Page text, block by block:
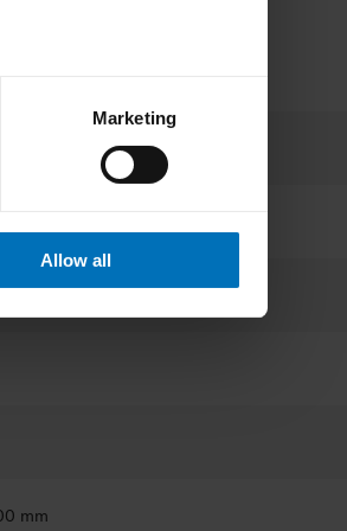
Marketing
Allow all
mm